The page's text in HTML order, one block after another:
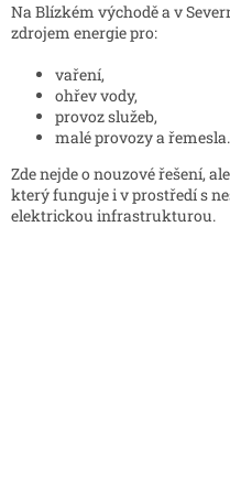
Na Blízkém východě a v
zdrojem energie pro:
vaření,
ohřev vody,
provoz služeb,
malé provozy a řemesla.
Zde nejde o nouzové řešení,
který funguje i v prostředí s
elektrickou infrastrukturou.